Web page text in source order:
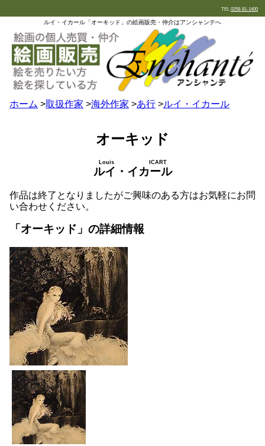
TEL 0258-81-1400
ルイ・イカール「オーキッド」の絵画販売・仲介はアンシャンテへ
ホーム >取扱作家 >海外作家 >あ行 >ルイ・イカール
オーキッド
ルイ・イカール
Louis ICART
作品は終了となりましたがご興味のある方はお気軽にお問
い合わせください。
「オーキッド」の詳細情報